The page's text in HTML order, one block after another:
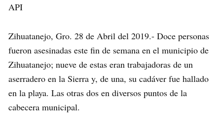
API
Zihuatanejo, Gro. 28 de Abril del 2019.- Doce personas
fueron asesinadas este fin de semana en el municipio de
Zihuatanejo; nueve de estas eran trabajadoras de un
aserradero en la Sierra y, de una, su cadáver fue hallado
en la playa. Las otras dos en diversos puntos de la
cabecera municipal.